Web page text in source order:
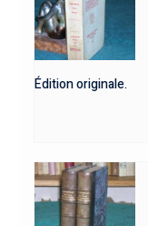
Édition originale.